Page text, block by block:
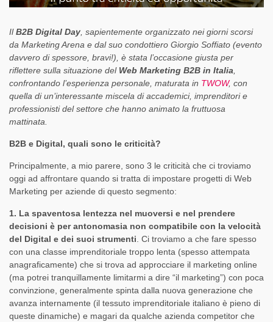
IlB2B Digital Day, sapientemente organizzato nei giorni scorsi
da Marketing Arena e dal suo condottiero Giorgio Soffiato (evento
davvero di spessore, bravi!), è stata l’occasione giusta per
riflettere sulla situazione del Web Marketing B2B in Italia,
confrontando l’esperienza personale, maturata in TWOW, con
quella di un’interessante miscela di accademici, imprenditori e
professionisti del settore che hanno animato la fruttuosa
mattinata.
B2B e Digital, quali sono le criticità?
Principalmente, a mio parere, sono 3 le criticità che ci troviamo
oggi ad affrontare quando si tratta di impostare progetti di Web
Marketing per aziende di questo segmento:
1. La spaventosa lentezza nel muoversi e nel prendere
decisioni è per antonomasia non compatibile con la velocità
del Digital e dei suoi strumenti. Ci troviamo a che fare spesso
con una classe imprenditoriale troppo lenta (spesso attempata
anagraficamente) che si trova ad approcciare il marketing online
(ma potrei tranquillamente limitarmi a dire “il marketing”) con poca
convinzione, generalmente spinta dalla nuova generazione che
avanza internamente (il tessuto imprenditoriale italiano è pieno di
queste dinamiche) e magari da qualche azienda competitor che